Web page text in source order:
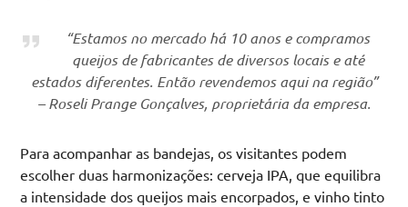
“Estamos no mercado há 10 anos e compramos
queijos de fabricantes de diversos locais e até
estados diferentes. Então revendemos aqui na região”
– Roseli Prange Gonçalves, proprietária da empresa.
Para acompanhar as bandejas, os visitantes podem
escolher duas harmonizações: cerveja IPA, que equilibra
a intensidade dos queijos mais encorpados, e vinho tinto